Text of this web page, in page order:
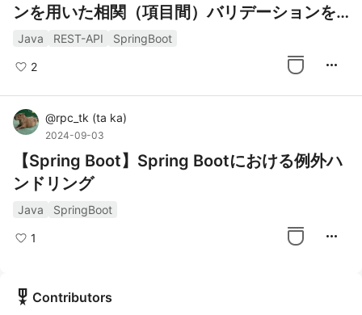
ンを用いた相関（項目間）バリデーションを
紹介
Java REST-API SpringBoot
2 more_horiz
@rpc_tk (ta ka)
2024-09-03
【Spring Boot】Spring Bootにおける例外ハ
ンドリング
Java SpringBoot
1 more_horiz
military_tech Contributors